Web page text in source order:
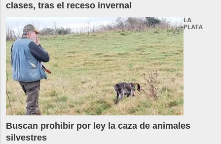
clases, tras el receso invernal
LA
PLATA
Buscan prohibir por ley la caza de animales
silvestres